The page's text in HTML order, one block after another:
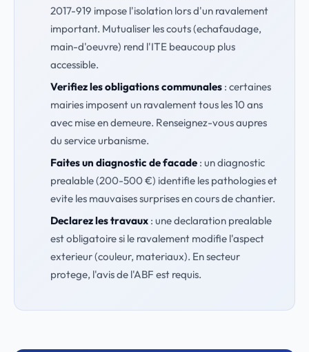
2017-919 impose l'isolation lors d'un ravalement
important. Mutualiser les couts (echafaudage,
main-d'oeuvre) rend l'ITE beaucoup plus
accessible.
Verifiez les obligations communales: certaines
mairies imposent un ravalement tous les 10 ans
avec mise en demeure. Renseignez-vous aupres
du service urbanisme.
Faites un diagnostic de facade: un diagnostic
prealable (200-500 €) identifie les pathologies et
evite les mauvaises surprises en cours de chantier.
Declarez les travaux: une declaration prealable
est obligatoire si le ravalement modifie l'aspect
exterieur (couleur, materiaux). En secteur
protege, l'avis de l'ABF est requis.